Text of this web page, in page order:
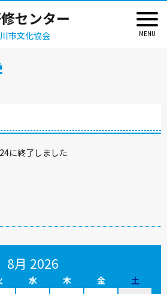
センター
市文化協会
に終了しました
8月 2026
水 木 金
土